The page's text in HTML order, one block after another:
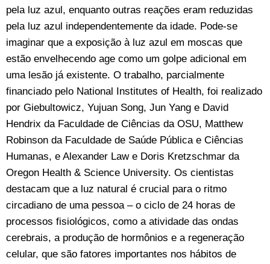
pela luz azul, enquanto outras reações eram reduzidas
pela luz azul independentemente da idade. Pode-se
imaginar que a exposição à luz azul em moscas que
estão envelhecendo age como um golpe adicional em
uma lesão já existente. O trabalho, parcialmente
financiado pelo National Institutes of Health, foi realizado
por Giebultowicz, Yujuan Song, Jun Yang e David
Hendrix da Faculdade de Ciências da OSU, Matthew
Robinson da Faculdade de Saúde Pública e Ciências
Humanas, e Alexander Law e Doris Kretzschmar da
Oregon Health & Science University. Os cientistas
destacam que a luz natural é crucial para o ritmo
circadiano de uma pessoa – o ciclo de 24 horas de
processos fisiológicos, como a atividade das ondas
cerebrais, a produção de hormônios e a regeneração
celular, que são fatores importantes nos hábitos de